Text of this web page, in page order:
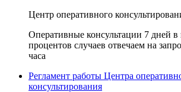
Центр оперативного
Оперативные консультации 7 дней
процентов случаев отвечаем на
часа
Регламент работы Центра
консультирования